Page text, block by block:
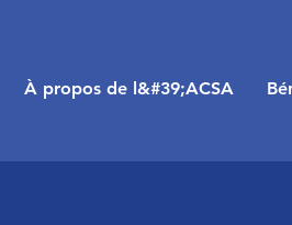
À propos de l&#39;ACSA